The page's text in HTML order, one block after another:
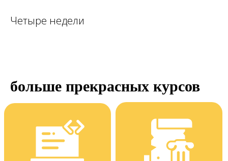
Четыре недели
больше прекрасных курсов